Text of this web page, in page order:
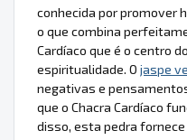
conhecida por promover
o que combina
Cardíaco que é o centro
espiritualidade. O jaspe
negativas e
que o Chacra Cardíaco
disso, esta pedra